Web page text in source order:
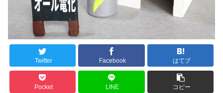
Twitter Facebook はてブ
Pocket LINE コピー